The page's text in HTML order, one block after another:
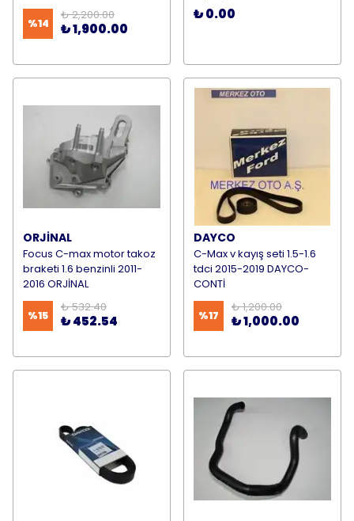
%14
₺ 2,200.00
₺ 1,900.00
₺ 0.00
ORJİNAL
Focus C-max motor takoz
braketi 1.6 benzinli 2011-
2016 ORJİNAL
%15
₺ 532.40
₺ 452.54
DAYCO
C-Max v kayış seti 1.5-1.6
tdci 2015-2019 DAYCO-
CONTİ
%17
₺ 1,200.00
₺ 1,000.00